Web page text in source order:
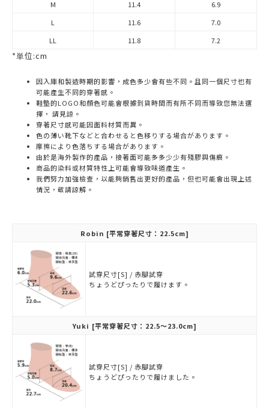
M
11.4
6.9
L
11.6
7.0
LL
11.8 7.2
*単位:cm
因入庫和製造時期的影響，成色多少會有些不同。且同一個尺寸也有
可能產生不同的穿著感。
鞋墊的LOGO和顏色可能會根據到貨時間而有所不同而導致您無法選
擇， 請見諒。
穿著尺寸感可能因面料材質而異。
色の薄い靴下などと合わせると色移りする場合があります。
摩擦により色落ちする場合があります。
由於是海外製作的產品，接著面可能多多少少有殘膠與傷痕。
商品的染料或材質特性上可能會導致味道產生。
我們努力加強檢查，以能夠銷售出更好的產品，但也可能會出現上述
情況，敬請諒解。
Robin [平常穿著尺寸：22.5cm]
試穿尺寸[S] / 赤腳試穿
ちょうどぴったりで履けます。
Yuki [平常穿著尺寸：22.5～23.0cm]
試穿尺寸[S] / 赤腳試穿
ちょうどぴったりで履けました。